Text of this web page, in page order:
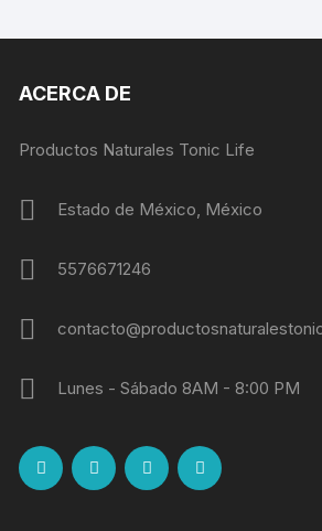
ACERCA DE
Productos Naturales Tonic Life
Estado de México, México
5576671246
Lunes - Sábado 8AM - 8:00 PM